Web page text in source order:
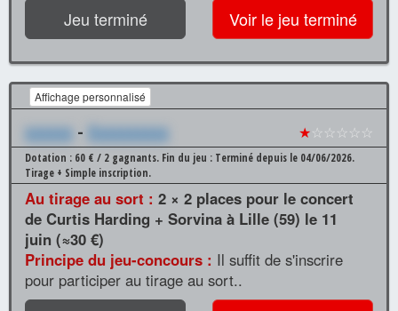
Jeu terminé Voir le jeu terminé
Affichage personnalisé
xxxxxx - Xxxxxxxxxx ★☆☆☆☆☆
Dotation : 60 € / 2 gagnants. Fin du jeu : Terminé depuis le 04/06/2026.
Tirage + Simple inscription.
Au tirage au sort : 2 × 2 places pour le concert
de Curtis Harding + Sorvina à Lille (59) le 11
juin (≈30 €)
Principe du jeu-concours : Il suffit de s'inscrire
pour participer au tirage au sort..